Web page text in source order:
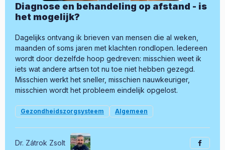
Diagnose en behandeling op afstand - is
het mogelijk?
Dagelijks ontvang ik brieven van mensen die al weken,
maanden of soms jaren met klachten rondlopen. Iedereen
wordt door dezelfde hoop gedreven: misschien weet ik
iets wat andere artsen tot nu toe niet hebben gezegd.
Misschien werkt het sneller, misschien nauwkeuriger,
misschien wordt het probleem eindelijk opgelost.
Gezondheidszorgsysteem Algemeen
Dr. Zátrok Zsolt